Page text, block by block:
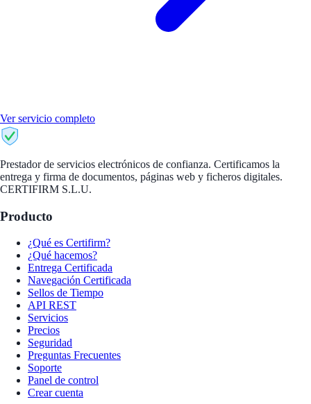
Ver servicio completo
Prestador de servicios electrónicos de confianza. Certificamos la
entrega y firma de documentos, páginas web y ficheros digitales.
CERTIFIRM S.L.U.
Producto
¿Qué es Certifirm?
¿Qué hacemos?
Entrega Certificada
Navegación Certificada
Sellos de Tiempo
API REST
Servicios
Precios
Seguridad
Preguntas Frecuentes
Soporte
Panel de control
Crear cuenta